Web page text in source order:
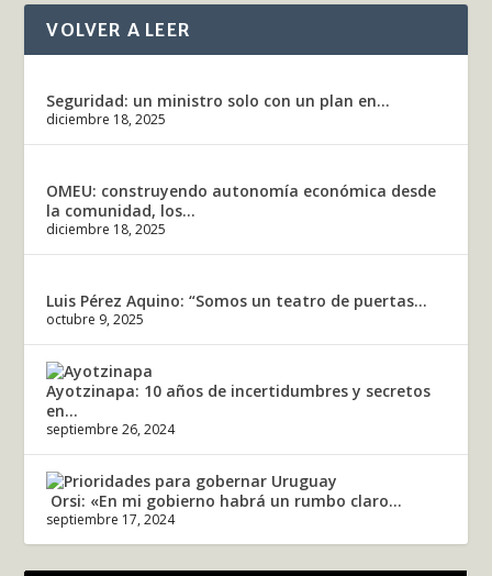
VOLVER A LEER
Seguridad: un ministro solo con un plan en...
diciembre 18, 2025
OMEU: construyendo autonomía económica desde
la comunidad, los...
diciembre 18, 2025
Luis Pérez Aquino: “Somos un teatro de puertas...
octubre 9, 2025
Ayotzinapa: 10 años de incertidumbres y secretos
en...
septiembre 26, 2024
Orsi: «En mi gobierno habrá un rumbo claro...
septiembre 17, 2024